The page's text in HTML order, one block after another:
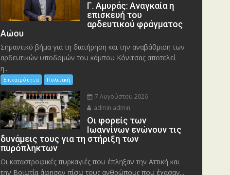
Γ. Αμυράς: Αναγκαία η
επισκευή του
αρδευτικού φράγματος
Αώου
Σημαντικό βήμα για τη διατήρηση και την αναβάθμιση των
αρδευτικών υποδομών του κάμπου Κόνιτσας αποτελεί
η...
Επικαιρότητα Πολιτική
7 Αυγούστου 2026
admin admin
Οι φορείς των
Ιωαννίνων ενώνουν τις
δυνάμεις τους για τη στήριξη των
πυρόπληκτων
Οι καταστροφικές πυρκαγιές που έπληξαν την Αττική και
την Bοιωτία άφησαν πίσω τους ανθρώπους που έχασαν...